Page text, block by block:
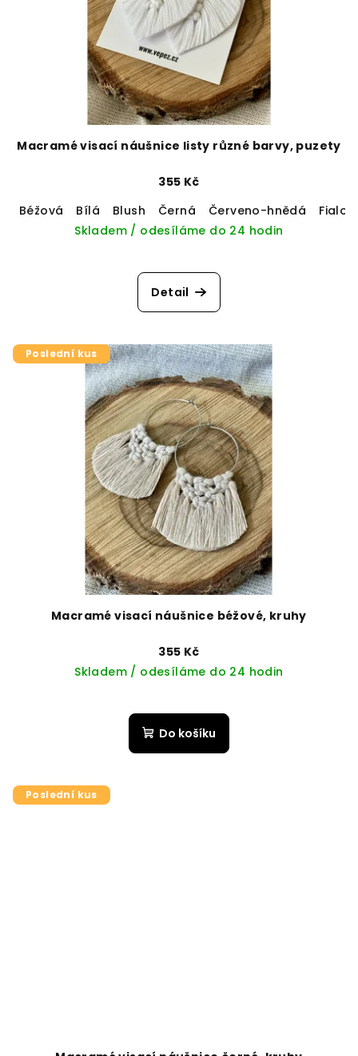
Macramé visací náušnice listy různé barvy, puzety
355 Kč
Béžová
Bílá Blush Černá Červeno-hnědá
Skladem / odesíláme do 24 hodin
Detail
Poslední kus
Macramé visací náušnice béžové, kruhy
355 Kč
Skladem / odesíláme do 24 hodin
Do košíku
Poslední kus